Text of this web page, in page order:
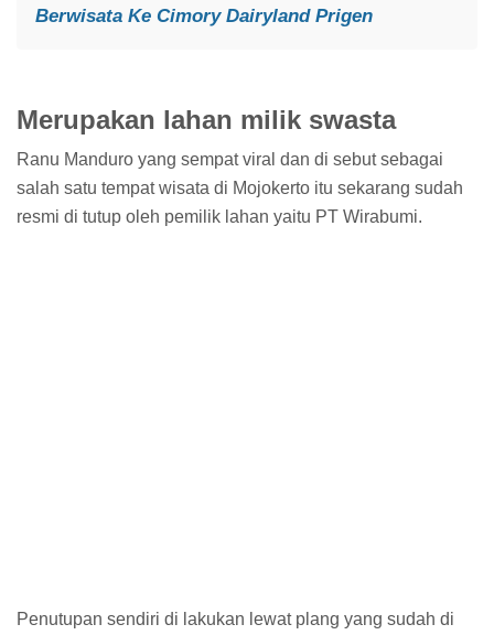
Berwisata Ke Cimory Dairyland Prigen
Merupakan lahan milik swasta
Ranu Manduro yang sempat viral dan di sebut sebagai
salah satu tempat wisata di Mojokerto itu sekarang sudah
resmi di tutup oleh pemilik lahan yaitu PT Wirabumi.
Penutupan sendiri di lakukan lewat plang yang sudah di